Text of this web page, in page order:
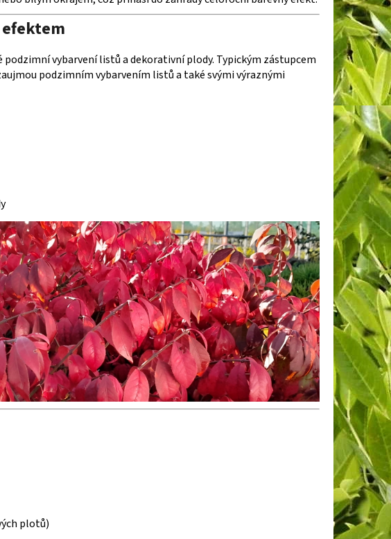
s
u
podzimní vybarvení listů a dekorativní plody. Typickým zástupcem
podzimním vybarvením listů a takésvými výraznými
plotů)